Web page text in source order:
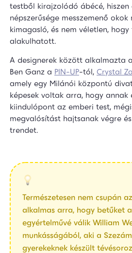
testből kirajzolódó ábécé,
népszerűsége messzemenő
kimagasló, és nem véletlen,
alakulhatott.
A designerek között alkalmazta
Ben Ganz a PIN-UP-tól, Crystal
amely egy Milánói központú
képesek voltak arra, hogy annak
kiindulópont az emberi test,
megvalósítást hajtsanak végre
trendet.
Természetesen nem csupán
alkalmas arra, hogy betűket
egyértelművé válik William
munkásságából, aki a
gyerekeknek készült